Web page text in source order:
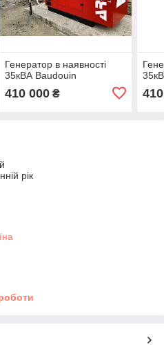
Генератор в наявності
35кВА Baudouin
410 000₴
рік